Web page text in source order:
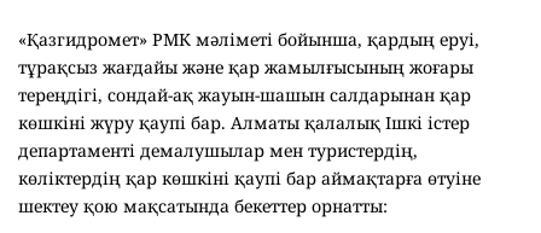
«Қазгидромет» РМК мәліметі бойынша, қардың еруі,
тұрақсыз жағдайы және қар жамылғысының жоғары
тереңдігі, сондай-ақ жауын-шашын салдарынан қар
көшкіні жүру қаупі бар. Алматы қалалық Ішкі істер
департаменті демалушылар мен туристердің,
көліктердің қар көшкіні қаупі бар аймақтарға өтуіне
шектеу қою мақсатында бекеттер орнатты: